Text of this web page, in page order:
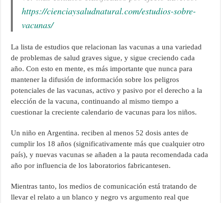
https://cienciaysaludnatural.com/estudios-sobre-
vacunas/
La lista de estudios que relacionan las vacunas a una variedad
de problemas de salud graves sigue, y sigue creciendo cada
año. Con esto en mente, es más importante que nunca para
mantener la difusión de información sobre los peligros
potenciales de las vacunas, activo y pasivo por el derecho a la
elección de la vacuna, continuando al mismo tiempo a
cuestionar la creciente calendario de vacunas para los niños.
Un niño en Argentina. reciben al menos 52 dosis antes de
cumplir los 18 años (significativamente más que cualquier otro
país), y nuevas vacunas se añaden a la pauta recomendada cada
año por influencia de los laboratorios fabricantesen.
Mientras tanto, los medios de comunicación está tratando de
llevar el relato a un blanco y negro vs argumento real que